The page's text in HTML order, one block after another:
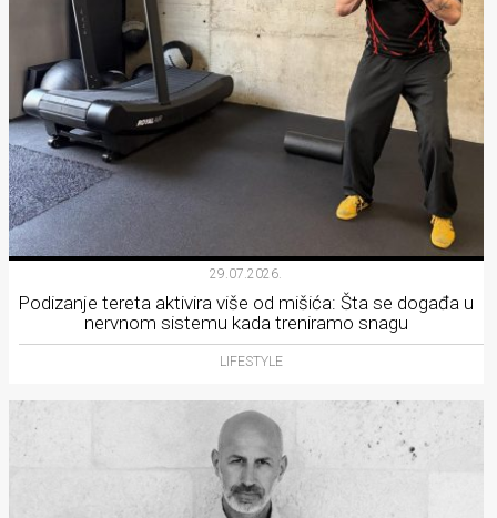
29.07.2026.
Podizanje tereta aktivira više od mišića: Šta se događa u
nervnom sistemu kada treniramo snagu
LIFESTYLE